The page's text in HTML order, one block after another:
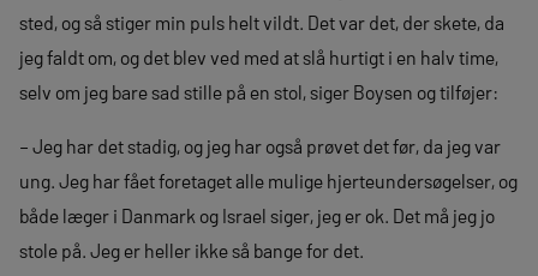
sted, og så stiger min puls helt vildt. Det var det, der skete, da
jeg faldt om, og det blev ved med at slå hurtigt i en halv time,
selv om jeg bare sad stille på en stol, siger Boysen og tilføjer:
– Jeg har det stadig, og jeg har også prøvet det før, da jeg var
ung. Jeg har fået foretaget alle mulige hjerteundersøgelser, og
både læger i Danmark og Israel siger, jeg er ok. Det må jeg jo
stole på. Jeg er heller ikke så bange for det.